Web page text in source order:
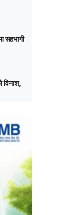
सहभागी
विनाश,